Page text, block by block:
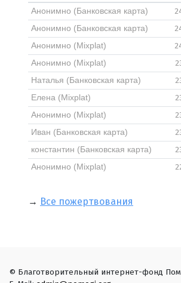
Анонимно (Банковская карта)
Анонимно (Банковская карта)
Анонимно (Mixplat)
Анонимно (Mixplat)
Наталья (Банковская карта)
Елена (Mixplat)
Анонимно (Mixplat)
Иван (Банковская карта)
константин (Банковская карта)
Анонимно (Mixplat)
→ Все пожертвования
© Благотворительный интернет-фонд